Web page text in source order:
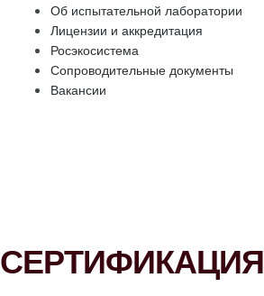
Об испытательной лаборатории
Лицензии и аккредитация
Росэкосистема
Сопроводительные документы
Вакансии
СЕРТИФИКАЦИЯ